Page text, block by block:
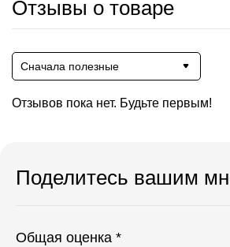
Отзывы о товаре
Сначала полезные
Отзывов пока нет. Будьте первым!
Поделитесь вашим
Общая оценка *